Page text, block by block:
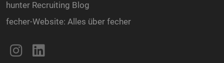
hunter Recruiting Blog
fecher-Website: Alles über fecher